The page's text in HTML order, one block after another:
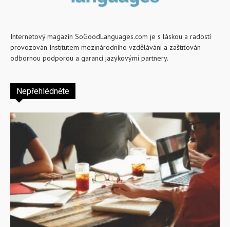
Internetový magazín SoGoodLanguages.com je s láskou a radostí
provozován Institutem mezinárodního vzdělávání a zaštiťován
odbornou podporou a garancí jazykovými partnery.
Nepřehlédněte